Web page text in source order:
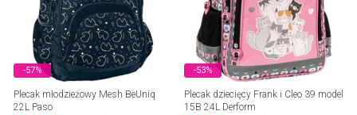
-57%
Plecak młodzieżowy Mesh BeUniq
22L Paso
-53%
Plecak dziecięcy Frank i Cleo 39 model
15B 24L Derform